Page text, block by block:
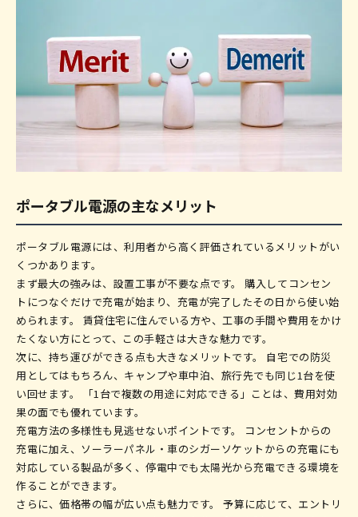
ポータブル電源の主なメリット
ポータブル電源には、利用者から高く評価されているメリットがい
くつかあります。
まず最大の強みは、設置工事が不要な点です。 購入してコンセン
トにつなぐだけで充電が始まり、充電が完了したその日から使い始
められます。 賃貸住宅に住んでいる方や、工事の手間や費用をかけ
たくない方にとって、この手軽さは大きな魅力です。
次に、持ち運びができる点も大きなメリットです。 自宅での防災
用としてはもちろん、キャンプや車中泊、旅行先でも同じ1台を使
い回せます。 「1台で複数の用途に対応できる」ことは、費用対効
果の面でも優れています。
充電方法の多様性も見逃せないポイントです。 コンセントからの
充電に加え、ソーラーパネル・車のシガーソケットからの充電にも
対応している製品が多く、停電中でも太陽光から充電できる環境を
作ることができます。
さらに、価格帯の幅が広い点も魅力です。 予算に応じて、エントリ